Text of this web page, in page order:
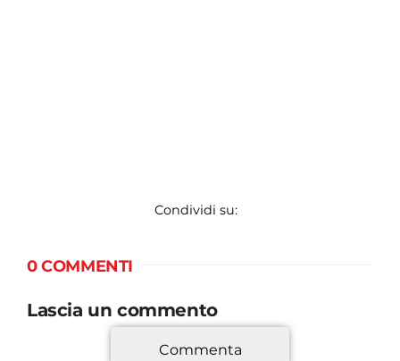
Condividi su:
0 COMMENTI
Lascia un commento
*
Commenta